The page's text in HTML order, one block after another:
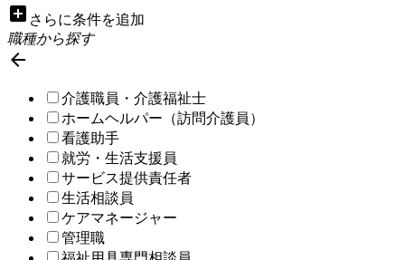
add_box さらに条件を追加
職種から探す

介護職員・介護福祉士
ホームヘルパー（訪問介護員）
看護助手
就労・生活支援員
サービス提供責任者
生活相談員
ケアマネージャー
管理職